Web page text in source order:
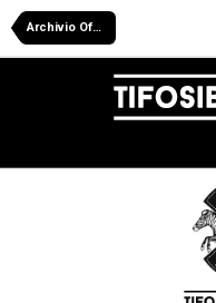
Archivio Off Juve